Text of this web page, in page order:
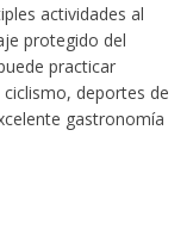
actividades al
protegido del
practicar
deportes de
gastronomía